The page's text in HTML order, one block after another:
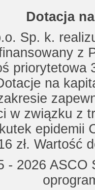
Dotacja
Sp. k.
z
priorytetowa
na
w związku z
epidemii
zł. Wartość
- 2026